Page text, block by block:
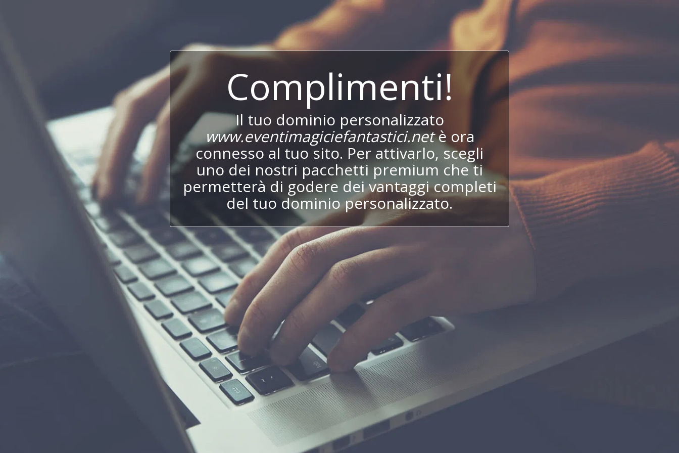
Complimenti!
Il tuo dominio personalizzato
www.eventimagiciefantastici.netè ora
connesso al tuo sito. Per attivarlo, scegli
uno dei nostri pacchetti premium che ti
permetterà di godere dei vantaggi completi
del tuo dominio personalizzato.